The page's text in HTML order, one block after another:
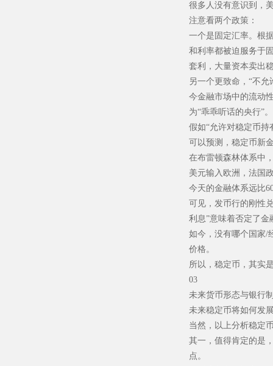
很多人没有意识到，
注意看两个政策：
一个是固定汇率。根
和利率都被迫服务于
套利，大量资本卖出
另一个更致命，“不
今金融市场中的流动
为“乖乖听话的央行”。
假如“允许对稳定币持
可以预测，稳定币新
在布雷顿森林体系中
美元输入欧洲，法国
今天的金融体系远比
可见，发币行的刚性
利息”意味着否定了
如今，没有哪个国家/
价格。
所以，稳定币，其实
03
未来货币形态与银行
未来稳定币将如何发
当然，以上分析稳定
其一，值得肯定的是
点。